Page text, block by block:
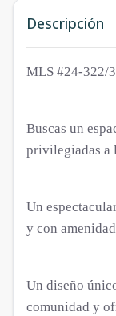
Descripción
MLS #24-322/
Buscas un
privilegiadas a
Un
y con
Un diseño
comunidad y